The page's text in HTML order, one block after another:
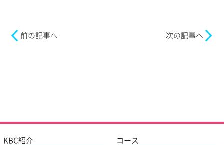
前の記事へ 次の記事へ
KBC紹介 コース